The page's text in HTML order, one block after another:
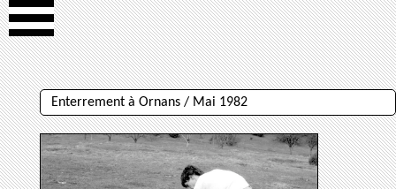
Enterrement à Ornans / Mai 1982